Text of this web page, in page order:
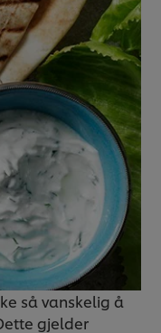
så vanskelig å
gjelder